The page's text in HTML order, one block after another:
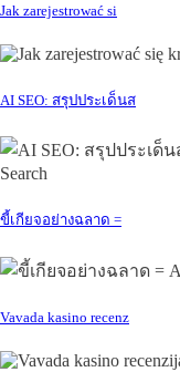
Jak zarejestrować si
AI SEO: สรุปประเด็นส
ขี้เกียจอย่างฉลาด =
Vavada kasino recenz